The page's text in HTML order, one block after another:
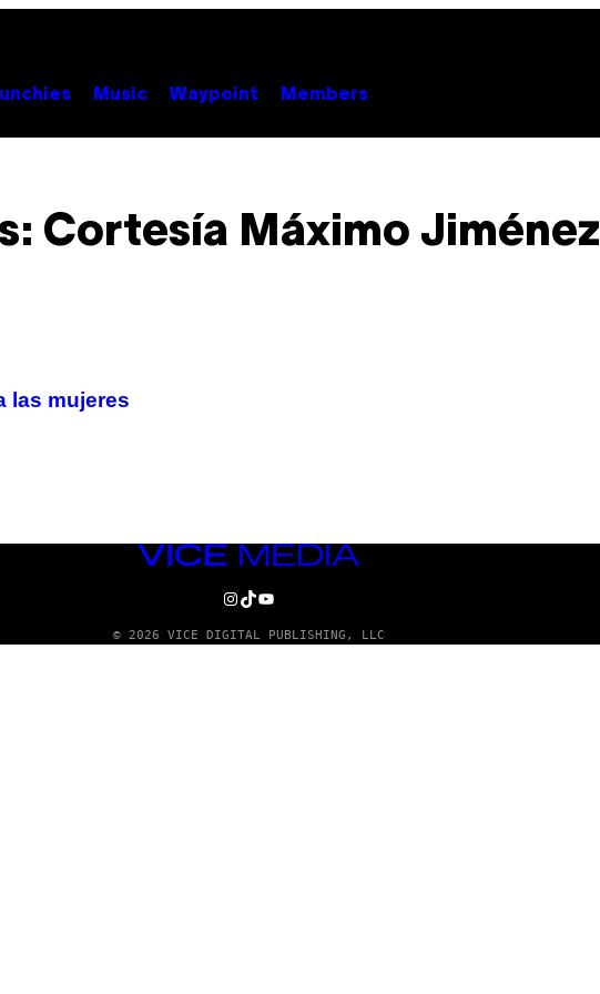
Music Waypoint Members
Cortesía Máximo Jiménez
las mujeres
VICE
INSTAGRAM
TIKTOK
YOUTUBE
© 2026 VICE DIGITAL PUBLISHING, LLC